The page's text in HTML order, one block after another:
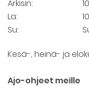
Arkisin:
La:
Su:
Kesä-, heinä- ja
Ajo-ohjeet meille